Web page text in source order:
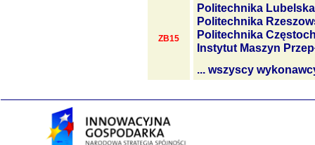
ZB15
Politechnika Lubelska
Politechnika
Politechnika
Instytut Maszyn
... wszyscy